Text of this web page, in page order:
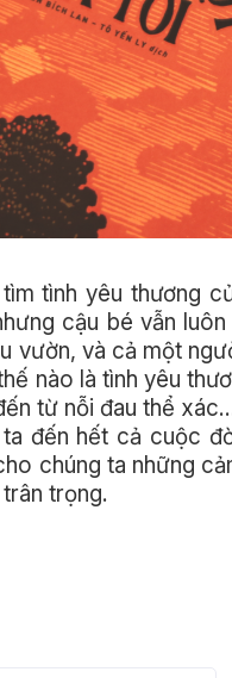
tình yêu thương
cậu bé vẫn
vườn, và cả một
nào là tình yêu
từ nỗi đau thể
đến hết cả cuộc
chúng ta những
trọng.